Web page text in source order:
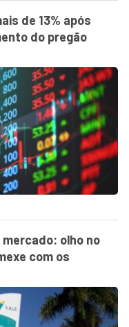
de 13% após
do pregão
mercado: olho no
com os